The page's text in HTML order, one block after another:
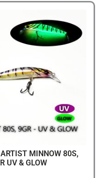
MINNOW 80S,
UV & GLOW